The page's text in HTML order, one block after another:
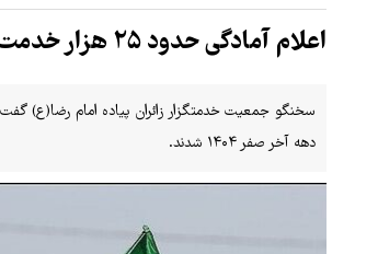
اعلام آمادگی حدود ۲۵ هزار خدمت‌رسان برای زائران پیاده دهه آخر صفر
دهه آخر صفر ۱۴۰۴ شدند.